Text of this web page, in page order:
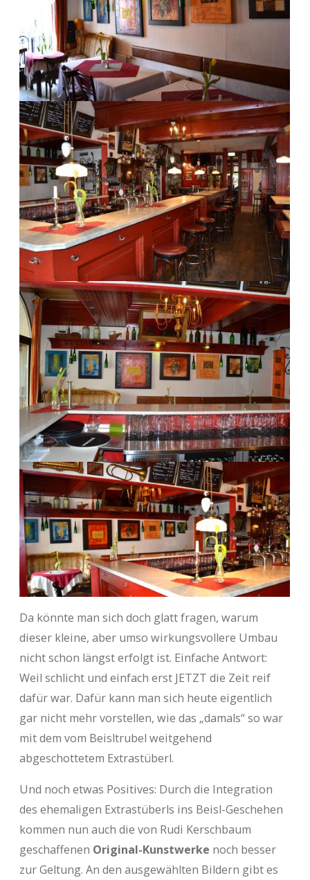
Da könnte man sich doch glatt fragen, warum
dieser kleine, aber umso wirkungsvollere Umbau
nicht schon längst erfolgt ist. Einfache Antwort:
Weil schlicht und einfach erst JETZT die Zeit reif
dafür war. Dafür kann man sich heute eigentlich
gar nicht mehr vorstellen, wie das „damals“ so war
mit dem vom Beisltrubel weitgehend
abgeschottetem Extrastüberl.
Und noch etwas Positives: Durch die Integration
des ehemaligen Extrastüberls ins Beisl-Geschehen
kommen nun auch die von Rudi Kerschbaum
geschaffenen Original-Kunstwerke noch besser
zur Geltung. An den ausgewählten Bildern gibt es